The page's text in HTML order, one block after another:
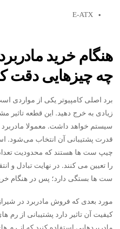
E-ATX
هنگام خرید
چه چیزهایی دقت
برد اصلی کامپیوتر یکی از مواردی
زیادی به خرج دهید. این قطعه
سیستم خواهد داشت. معمولا
قدرت پشتیبانی آن انتخاب می‌شود.
چیپ ست ها هستند که محدودیت
را تعیین می کنند. در نهایت تبادل و
ست ها بستگی دارد؛ پس در هنگام
مورد بعدی که فروش مادربرد در
کیفیت آن تاثیر دارد پشتیبانی از